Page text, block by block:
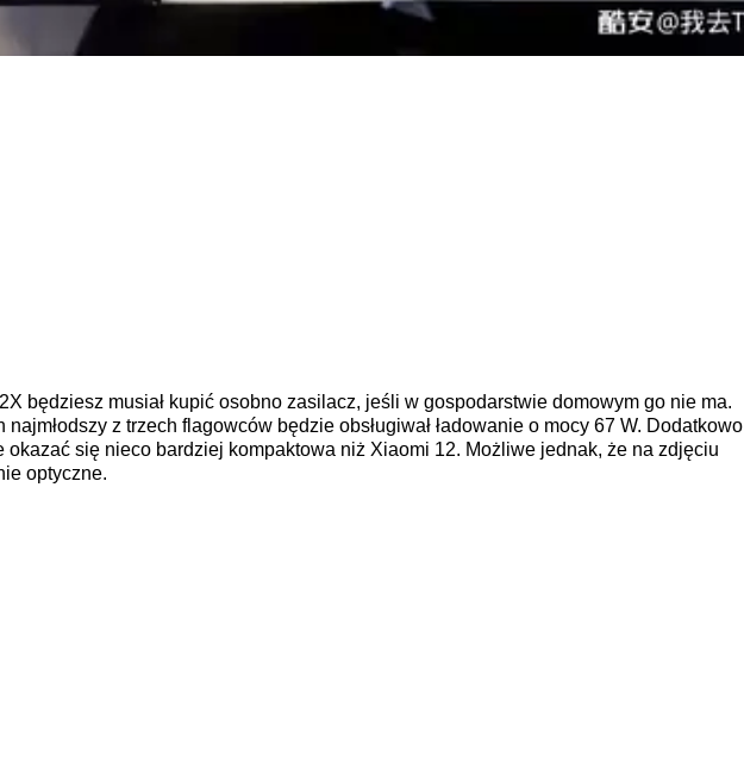
będziesz musiał kupić osobno zasilacz, jeśli w gospodarstwie domowym go nie ma.
najmłodszy z trzech flagowców będzie obsługiwał ładowanie o mocy 67 W. Dodatkowo
okazać się nieco bardziej kompaktowa niż Xiaomi 12. Możliwe jednak, że na zdjęciu
optyczne.